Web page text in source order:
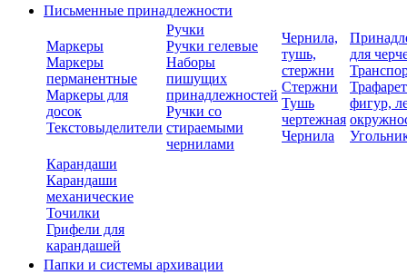
Письменные принадлежности
Маркеры
Маркеры
перманентные
Маркеры для
досок
Текстовыделители
Ручки
Ручки гелевые
Наборы
пишущих
принадлежностей
Ручки со
стираемыми
чернилами
Чернила,
тушь,
стержни
Стержни
Тушь
чертежная
Чернила
для
фигур,
Карандаши
Карандаши
механические
Точилки
Грифели для
карандашей
Папки и системы архивации